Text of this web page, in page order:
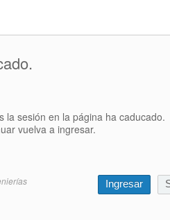
la sesión en la página ha caducado.
vuelva a ingresar.
Ingresar